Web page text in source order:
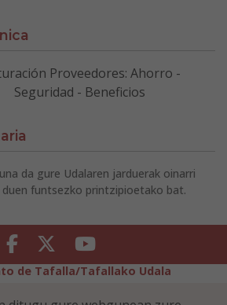
Proveedores: Ahorro -
Seguridad - Beneficios
da gure Udalaren jarduerak oinarri
duen funtsezko printzipioetako bat.
Facebook Twitter Youtube
de Tafalla/Tafallako Udala